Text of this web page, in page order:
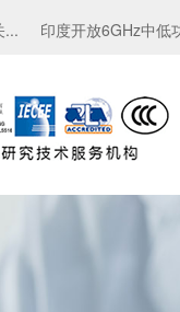
印度开放6GHz中低功